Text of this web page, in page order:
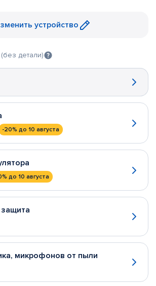
устройство
детали)
-20% до 10 августа
до 10 августа
микрофонов от пыли